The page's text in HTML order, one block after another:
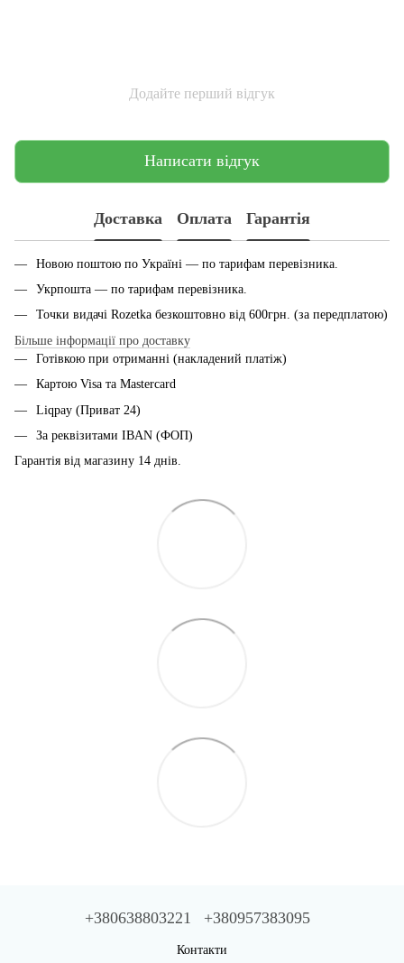
Додайте перший відгук
Написати відгук
Доставка Оплата Гарантія
Новою поштою по Україні — по тарифам перевiзника.
Укрпошта — по тарифам перевiзника.
Точки видачі Rozetka безкоштовно від 600грн. (за передплатою)
Більше інформації про доставку
Готівкою при отриманні (накладений платіж)
Картою Visa та Mastercard
Liqpay (Приват 24)
За реквізитами IBAN (ФОП)
Гарантія від магазину 14 днiв.
+380638803221 +380957383095
Контакти